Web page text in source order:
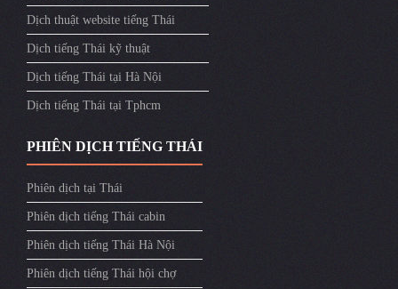
Dịch thuật website tiếng Thái
Dịch tiếng Thái kỹ thuật
Dịch tiếng Thái tại Hà Nội
Dịch tiếng Thái tại Tphcm
PHIÊN DỊCH TIẾNG THÁI
Phiên dịch tại Thái
Phiên dịch tiếng Thái cabin
Phiên dịch tiếng Thái Hà Nội
Phiên dịch tiếng Thái hội chợ